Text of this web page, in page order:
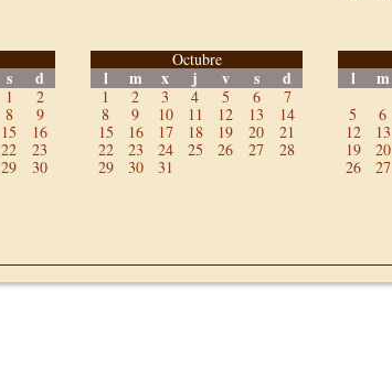
s d
1
2
8
9
15
16
22
23
29 30
Octubre
l m x j v s d
1 2 3 4 5 6
7
8
9 10 11 12 13
14
15
16 17 18 19 20
21
22
23 24 25 26 27
28
29
30 31
l m
5
6
12
13
19
20
26
27